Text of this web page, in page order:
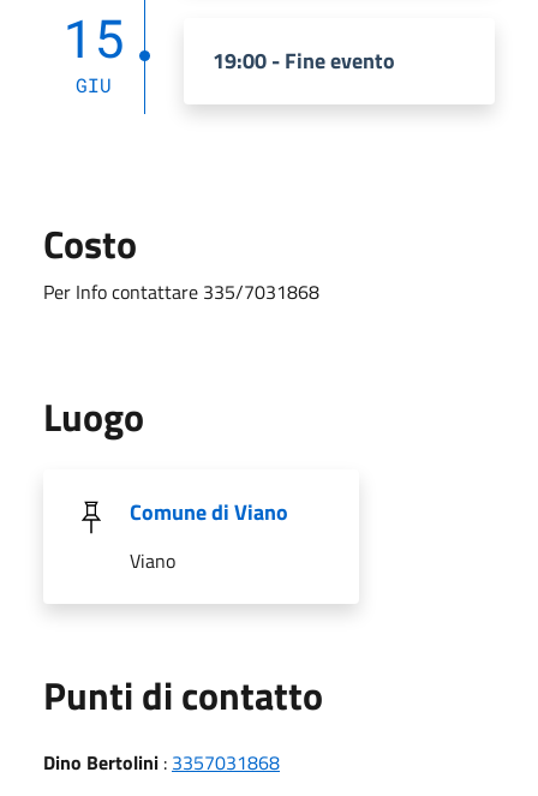
15
GIU
19:00 - Fine evento
Costo
Per Info contattare 335/7031868
Luogo
Comune di Viano
Viano
Punti di contatto
Dino Bertolini : 3357031868